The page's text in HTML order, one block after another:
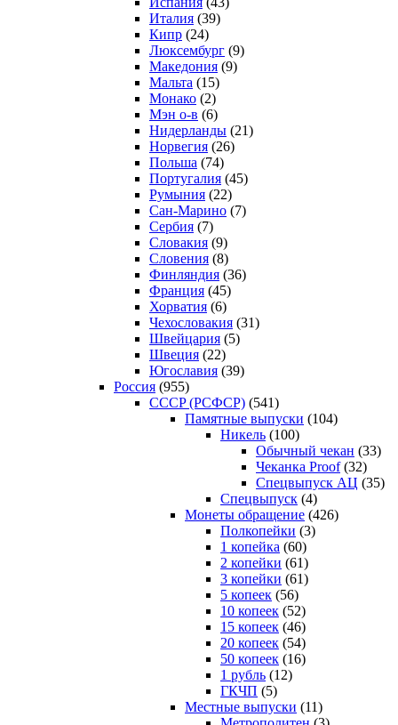
Италия (39)
Кипр (24)
Люксембург (9)
Македония (9)
Мальта (15)
Монако (2)
Мэн о-в (6)
Нидерланды (21)
Норвегия (26)
Польша (74)
Португалия (45)
Румыния (22)
Сан-Марино (7)
Сербия (7)
Словакия (9)
Словения (8)
Финляндия (36)
Франция (45)
Хорватия (6)
Чехословакия (31)
Швейцария (5)
Швеция (22)
Югославия (39)
Россия (955)
CCCP (РСФСР) (541)
Памятные выпуски (104)
Никель (100)
Обычный чекан (33)
Чеканка Proof(32)
Спецвыпуск АЦ (35)
Спецвыпуск (4)
Монеты обращение (426)
Полкопейки (3)
1 копейка (60)
2 копейки (61)
3 копейки (61)
5 копеек (56)
10 копеек (52)
15 копеек (46)
20 копеек (54)
50 копеек (16)
1 рубль (12)
ГКЧП (5)
Местные выпуски (11)